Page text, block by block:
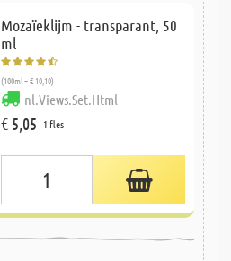
Mozaïeklijm - transparant, 50
ml
(100ml = € 10,10)
nl.Views.Set.Html
€ 5,05 1 fles